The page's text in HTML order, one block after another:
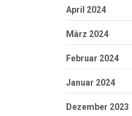
April 2024
März 2024
Februar 2024
Januar 2024
Dezember 2023